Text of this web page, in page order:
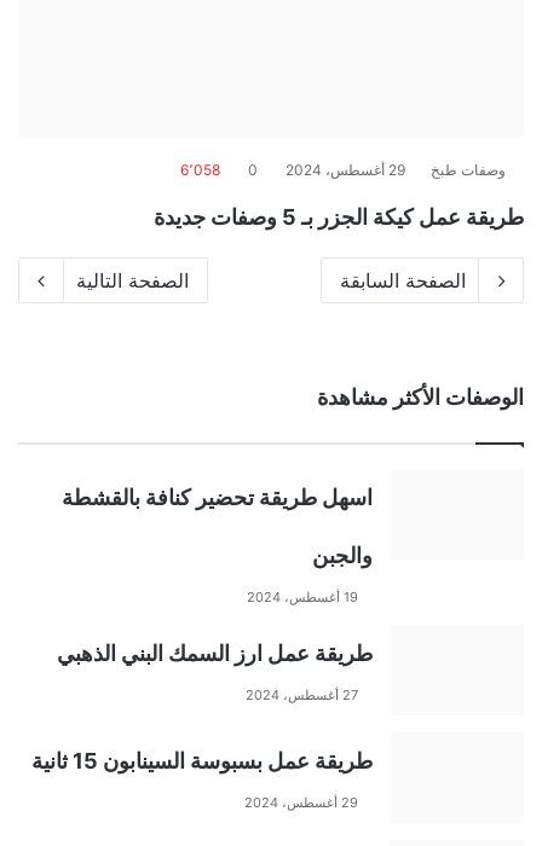
وصفات طبخ 29 أغسطس، 2024 0 6٬058
طريقة عمل كيكة الجزر بـ 5 وصفات جديدة
الصفحة السابقة الصفحة التالية
الوصفات الأكثر مشاهدة
اسهل طريقة تحضير كنافة بالقشطة
والجبن
19 أغسطس، 2024
طريقة عمل ارز السمك البني الذهبي
27 أغسطس، 2024
طريقة عمل بسبوسة السينابون 15 ثانية
29 أغسطس، 2024